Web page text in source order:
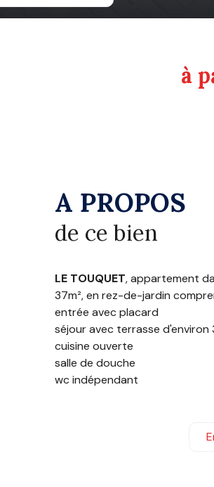
à
A PROPOS
de ce bien
LE TOUQUET, appartement
37m², en rez-de-jardin
entrée avec placard
séjour avec terrasse d'environ
cuisine ouverte
salle de douche
wc indépendant
: TV, four,
réfrigérateur/congélateur, lave